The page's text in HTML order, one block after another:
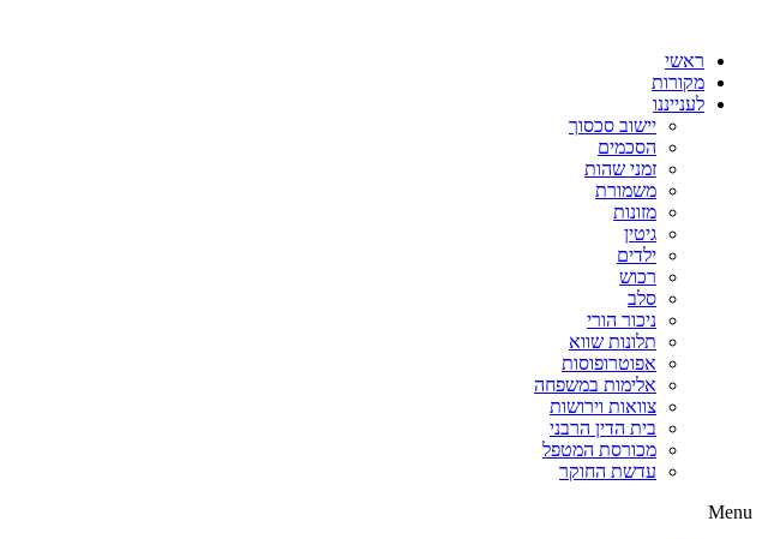
ראשי
מקורות
לענייננו
יישוב סכסוך
הסכמים
זמני שהות
משמורת
מזונות
גיטין
ילדים
רכוש
סלב
ניכור הורי
תלונות שווא
אפוטרופוסות
אלימות במשפחה
צוואות וירושות
בית הדין הרבני
מכורסת המטפל
עדשת החוקר
Menu